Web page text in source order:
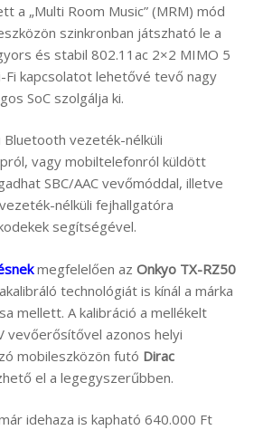
a „Multi Room Music” (MRM) mód
szinkronban játszható le a
és stabil 802.11ac 2×2 MIMO 5
kapcsolatot lehetővé tevő nagy
SoC szolgálja ki.
vezeték-nélküli
vagy mobiltelefonról küldött
SBC/AAC vevőmóddal, illetve
nélküli fejhallgatóra
segítségével.
megfelelően az Onkyo TX-RZ50
technológiát is kínál a márka
mellett. A kalibráció a mellékelt
vevőerősítővel azonos helyi
mobileszközön futó Dirac
el a legegyszerűbben.
idehaza is kapható 640.000 Ft